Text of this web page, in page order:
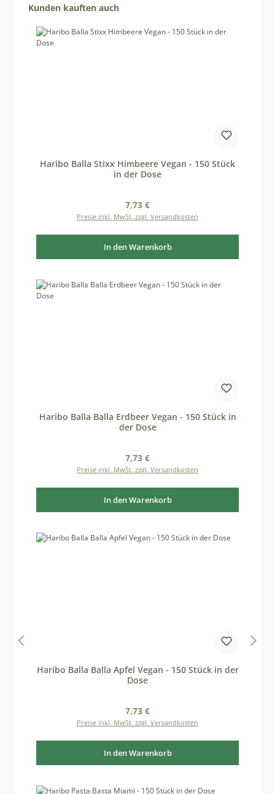
Produktgalerie überspringen
Kunden kauften auch
Haribo Balla Stixx Himbeere Vegan - 150 Stück
in der Dose
Regulärer Preis:
7,73 €
Preise inkl. MwSt. zzgl. Versandkosten
In den Warenkorb
Haribo Balla Balla Erdbeer Vegan - 150 Stück in
der Dose
Regulärer Preis:
7,73 €
Preise inkl. MwSt. zzgl. Versandkosten
In den Warenkorb
Haribo Balla Balla Apfel Vegan - 150 Stück in der
Dose
Regulärer Preis:
7,73 €
Preise inkl. MwSt. zzgl. Versandkosten
In den Warenkorb